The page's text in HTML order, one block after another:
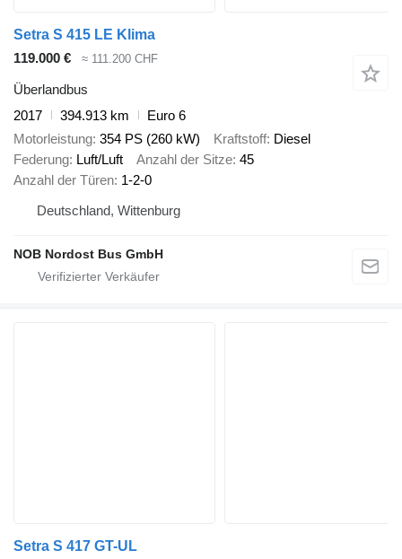
Setra S 415 LE Klima
119.000 €
≈ 111.200 CHF
Überlandbus
2017
394.913 km
Euro 6
Motorleistung 354 PS (260 kW) Kraftstoff Diesel
Federung Luft/Luft Anzahl der Sitze 45
Anzahl der Türen 1-2-0
Deutschland, Wittenburg
NOB Nordost Bus GmbH
Setra S 417 GT-UL